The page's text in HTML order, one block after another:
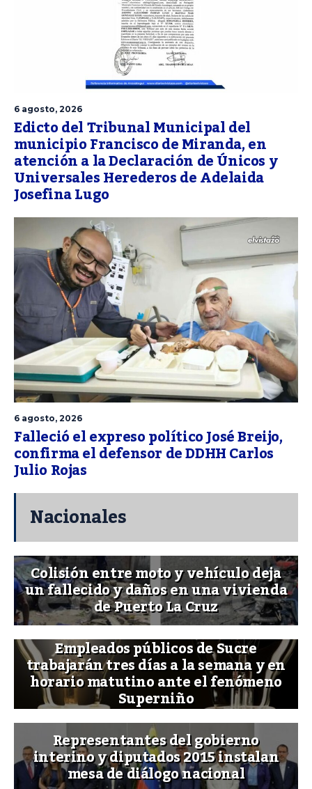
6 agosto, 2026
Edicto del Tribunal Municipal del
municipio Francisco de Miranda, en
atención a la Declaración de Únicos y
Universales Herederos de Adelaida
Josefina Lugo
6 agosto, 2026
Falleció el expreso político José Breijo,
confirma el defensor de DDHH Carlos
Julio Rojas
Nacionales
Colisión entre moto y vehículo deja
un fallecido y daños en una vivienda
de Puerto La Cruz
Empleados públicos de Sucre
trabajarán tres días a la semana y en
horario matutino ante el fenómeno
Superniño
Representantes del gobierno
interino y diputados 2015 instalan
mesa de diálogo nacional